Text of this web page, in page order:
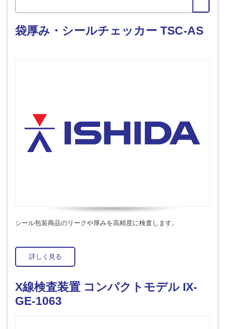
袋厚み・シールチェッカー TSC-AS
シール包装商品のリークや厚みを高精度に検査します。
詳しく見る
X線検査装置 コンパクトモデル IX-
GE-1063